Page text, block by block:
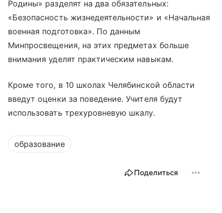
Родины» разделят на два обязательных:
«Безопасность жизнедеятельности» и «Начальная
военная подготовка». По данным
Минпросвещения, на этих предметах больше
внимания уделят практическим навыкам.
Кроме того, в 10 школах Челябинской области
введут оценки за поведение. Учителя будут
использовать трехуровневую шкалу.
образование
Поделиться